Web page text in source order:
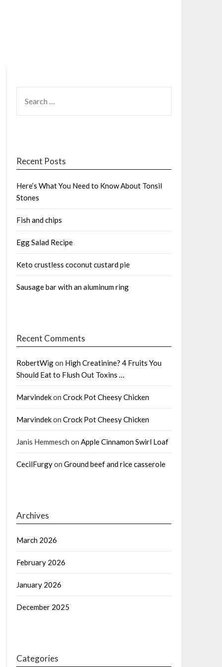
FOR:
Recent Posts
Here’s What You Need to Know About Tonsil
Stones
Fish and chips
Egg Salad Recipe
Keto crustless coconut custard pie
Sausage bar with an aluminum ring
Recent Comments
RobertWigon High Creatinine? 4 Fruits You
Should Eat to Flush Out Toxins …
Marvindekon Crock Pot Cheesy Chicken
Marvindekon Crock Pot Cheesy Chicken
Janis Hemmesch on Apple Cinnamon Swirl Loaf
CecilFurgyon Ground beef and rice casserole
Archives
March 2026
February 2026
January 2026
December 2025
Categories